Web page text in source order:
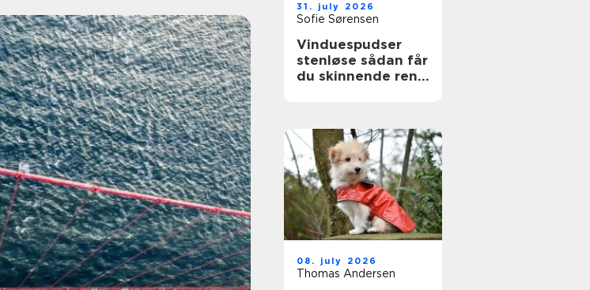
31. july 2026
Sofie Sørensen
Vinduespudser
stenløse sådan får
du skinnende rene
08. july 2026
Thomas Andersen